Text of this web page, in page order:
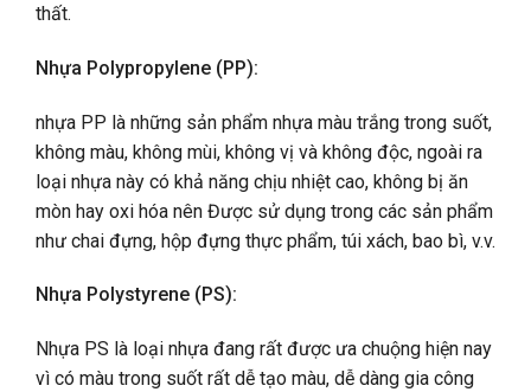
thất.
Nhựa Polypropylene (PP):
nhựa PP là những sản phẩm nhựa màu trắng trong suốt,
không màu, không mùi, không vị và không độc, ngoài ra
loại nhựa này có khả năng chịu nhiệt cao, không bị ăn
mòn hay oxi hóa nên Được sử dụng trong các sản phẩm
như chai đựng, hộp đựng thực phẩm, túi xách, bao bì, v.v.
Nhựa Polystyrene (PS):
Nhựa PS là loại nhựa đang rất được ưa chuộng hiện nay
vì có màu trong suốt rất dễ tạo màu, dễ dàng gia công